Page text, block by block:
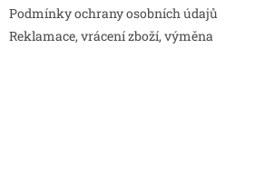
Podmínky ochrany osobních údajů
Reklamace, vrácení zboží, výměna